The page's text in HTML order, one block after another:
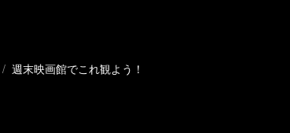
週末映画館でこれ観よう！